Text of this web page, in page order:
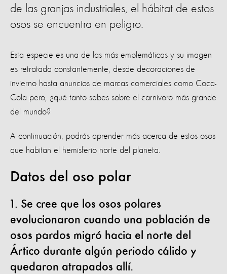
de las granjas industriales, el hábitat de estos
osos se encuentra en peligro.
Esta especie es una de las más emblemáticas y su imagen
es retratada constantemente, desde decoraciones de
invierno hasta anuncios de marcas comerciales como Coca-
Cola pero, ¿qué tanto sabes sobre el carnívoro más grande
del mundo?
A continuación, podrás aprender más acerca de estos osos
que habitan el hemisferio norte del planeta.
Datos del oso polar
1. Se cree que los osos polares
evolucionaron cuando una población de
osos pardos migró hacia el norte del
Ártico durante algún periodo cálido y
quedaron atrapados allí.